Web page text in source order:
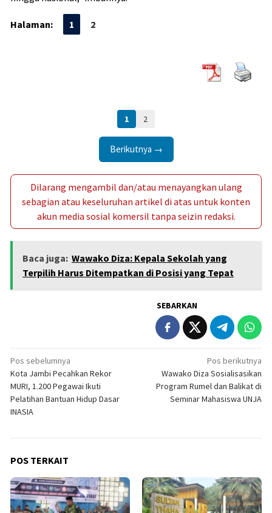
Halaman: 1 2
1 2
Berikutnya →
Dilarang mengambil dan/atau menayangkan ulang
sebagian atau keseluruhan artikel di atas untuk konten
akun media sosial komersil tanpa seizin redaksi.
Baca juga: Wawako Diza: Kepala Sekolah yang
Terpilih Harus Ditempatkan di Posisi yang Tepat
SEBARKAN
Navigasi
pos
Pos sebelumnya
Kota Jambi Pecahkan Rekor
MURI, 1.200 Pegawai Ikuti
Pelatihan Bantuan Hidup Dasar
INASIA
Pos berikutnya
Wawako Diza Sosialisasikan
Program Rumel dan Balikat di
Seminar Mahasiswa UNJA
POS TERKAIT